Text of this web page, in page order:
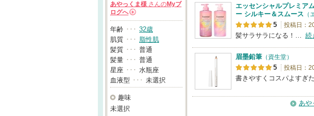
あやっくま様 さんのMyブ
ログへ
→
年齢 ･･･ 32歳
肌質 ･･･ 脂性肌
髪質 ･･･ 普通
髪量 ･･･ 普通
星座 ･･･ 水瓶座
血液型 ･･･ 未選択
趣味
未選択
エッセンシャルプレミア
ー シルキー＆スムース （
5 投稿日：
髪サラサラになる！… 続
眉墨鉛筆 （資生堂）
5 投稿日：
書きやすくコスパよすぎ
あや